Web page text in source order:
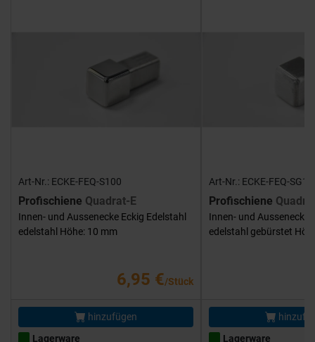
Art-Nr.: ECKE-FEQ-S100
Profischiene Quadrat-E
Innen- und Aussenecke Eckig Edelstahl
edelstahl Höhe: 10 mm
6,95 €/Stück
hinzufügen
Lagerware
Art-Nr.: ECKE-FEQ-
Profischiene
Innen- und Aussenecke
edelstahl gebürstet
Lagerware